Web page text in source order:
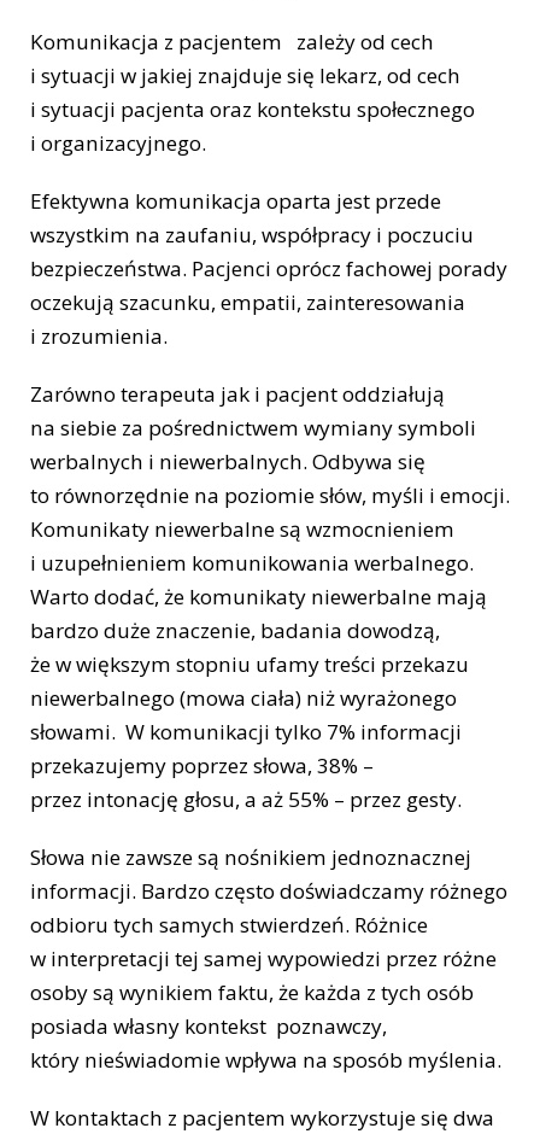
Komunikacja z pacjentem zależy od cech
i sytuacji w jakiej znajduje się lekarz, od cech
i sytuacji pacjenta oraz kontekstu społecznego
i organizacyjnego.
Efektywna komunikacja oparta jest przede
wszystkim na zaufaniu, współpracy i poczuciu
bezpieczeństwa. Pacjenci oprócz fachowej porady
oczekują szacunku, empatii, zainteresowania
i zrozumienia.
Zarówno terapeuta jak i pacjent oddziałują
na siebie za pośrednictwem wymiany symboli
werbalnych i niewerbalnych. Odbywa się
to równorzędnie na poziomie słów, myśli i emocji.
Komunikaty niewerbalne są wzmocnieniem
i uzupełnieniem komunikowania werbalnego.
Warto dodać, że komunikaty niewerbalne mają
bardzo duże znaczenie, badania dowodzą,
że w większym stopniu ufamy treści przekazu
niewerbalnego (mowa ciała) niż wyrażonego
słowami. W komunikacji tylko 7% informacji
przekazujemy poprzez słowa, 38% –
przez intonację głosu, a aż 55% – przez gesty.
Słowa nie zawsze są nośnikiem jednoznacznej
informacji. Bardzo często doświadczamy różnego
odbioru tych samych stwierdzeń. Różnice
w interpretacji tej samej wypowiedzi przez różne
osoby są wynikiem faktu, że każda z tych osób
posiada własny kontekst poznawczy,
który nieświadomie wpływa na sposób myślenia.
W kontaktach z pacjentem wykorzystuje się dwa